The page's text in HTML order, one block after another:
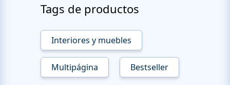
Tags de productos
Interiores y muebles
Multipágina Bestseller